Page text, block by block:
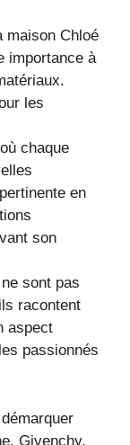
maison Chloé
importance à
les
chaque
en
son
sont pas
racontent
aspect
passionnés
Givenchy,